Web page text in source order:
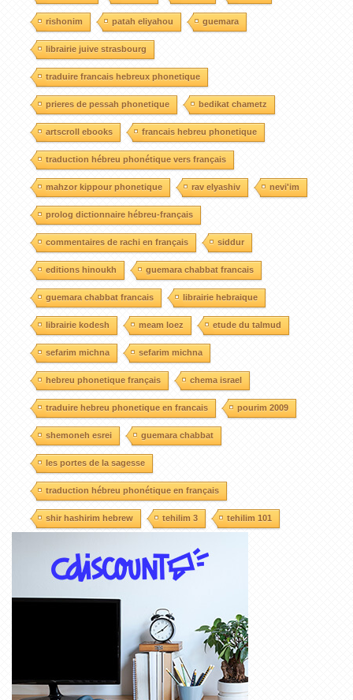
rishonim patah eliyahou guemara
librairie juive strasbourg
traduire francais hebreux phonetique
prieres de pessah phonetique bedikat chametz
artscroll ebooks francais hebreu phonetique
traduction hébreu phonétique vers français
mahzor kippour phonetique rav elyashiv nevi'im
prolog dictionnaire hébreu-français
commentaires de rachi en français siddur
editions hinoukh guemara chabbat francais
guemara chabbat francais librairie hebraique
librairie kodesh meam loez etude du talmud
sefarim michna sefarim michna
hebreu phonetique français chema israel
traduire hebreu phonetique en francais pourim 2009
shemoneh esrei guemara chabbat
les portes de la sagesse
traduction hébreu phonétique en français
shir hashirim hebrew tehilim 3 tehilim 101